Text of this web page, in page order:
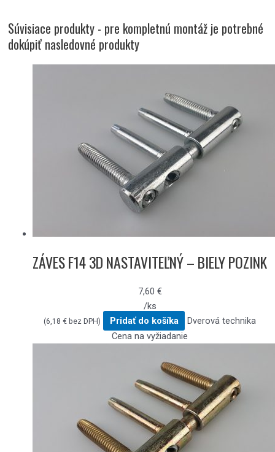
Súvisiace produkty - pre kompletnú montáž je potrebné
dokúpiť nasledovné produkty
ZÁVES F14 3D NASTAVITEĽNÝ – BIELY POZINK
7,60 €
/ks
(6,18 €bez DPH) Pridať do košíka
Dverová technika
Cena na vyžiadanie